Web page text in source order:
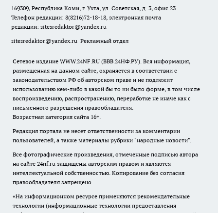
169309, Республика Коми, г. Ухта, ул. Советская, д. 3, офис 23
Телефон редакции: 8(8216)72-18-18, электронная почта
редакции: sitesredaktor@yandex.ru
sitesredaktor@yandex.ru Рекламный отдел
Сетевое издание WWW.24NF.RU (ВВВ.24НФ.РУ). Вся информация,
размещенная на данном сайте, охраняется в соответствии с
законодательством РФ об авторском праве и не подлежит
использованию кем-либо в какой бы то ни было форме, в том числе
воспроизведению, распространению, переработке не иначе как с
письменного разрешения правообладателя.
Возрастная категория сайта 16+.
Редакция портала не несет ответственности за комментарии
пользователей, а также материалы рубрики "народные новости".
Все фотографические произведения, отмеченные подписью автора
на сайте 24nf.ru защищены авторским правом и являются
интеллектуальной собственностью. Копирование без согласия
правообладателя запрещено.
«На информационном ресурсе применяются рекомендательные
технологии (информационные технологии предоставления